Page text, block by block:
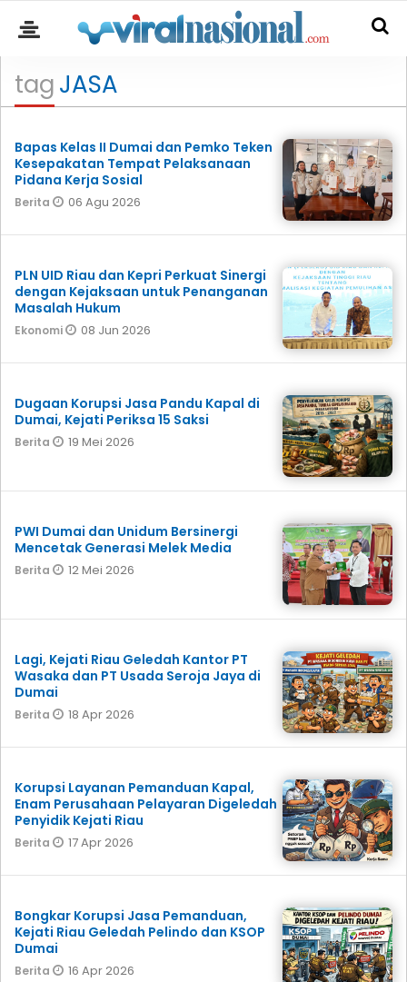
tagJASA
Bapas Kelas II Dumai dan Pemko Teken
Kesepakatan Tempat Pelaksanaan
Pidana Kerja Sosial
Berita 06 Agu 2026
PLN UID Riau dan Kepri Perkuat Sinergi
dengan Kejaksaan untuk Penanganan
Masalah Hukum
Ekonomi 08 Jun 2026
Dugaan Korupsi Jasa Pandu Kapal di
Dumai, Kejati Periksa 15 Saksi
Berita 19 Mei 2026
PWI Dumai dan Unidum Bersinergi
Mencetak Generasi Melek Media
Berita 12 Mei 2026
Lagi, Kejati Riau Geledah Kantor PT
Wasaka dan PT Usada Seroja Jaya di
Dumai
Berita 18 Apr 2026
Korupsi Layanan Pemanduan Kapal,
Enam Perusahaan Pelayaran Digeledah
Penyidik Kejati Riau
Berita 17 Apr 2026
Bongkar Korupsi Jasa Pemanduan,
Kejati Riau Geledah Pelindo dan KSOP
Dumai
Berita 16 Apr 2026